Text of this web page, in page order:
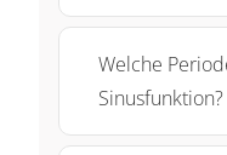
Welche
Sinusfunktion?